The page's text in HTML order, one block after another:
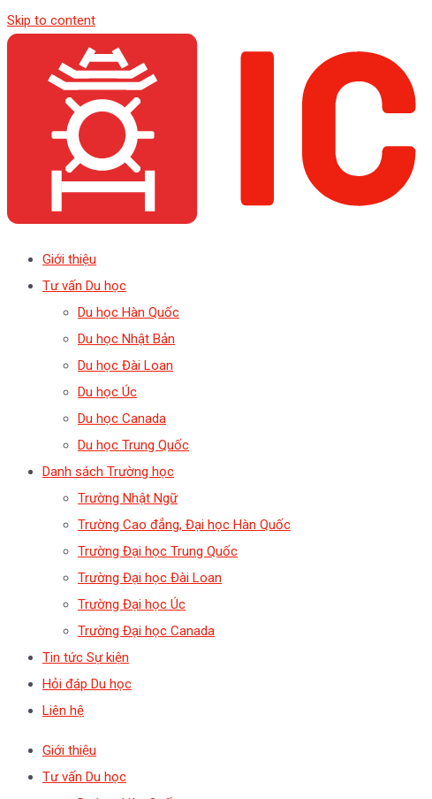
Skip to content
Giới thiệu
Tư vấn Du học
Du học Hàn Quốc
Du học Nhật Bản
Du học Đài Loan
Du học Úc
Du học Canada
Du học Trung Quốc
Danh sách Trường học
Trường Nhật Ngữ
Trường Cao đẳng, Đại học Hàn Quốc
Trường Đại học Trung Quốc
Trường Đại học Đài Loan
Trường Đại học Úc
Trường Đại học Canada
Tin tức Sự kiện
Hỏi đáp Du học
Liên hệ
Giới thiệu
Tư vấn Du học